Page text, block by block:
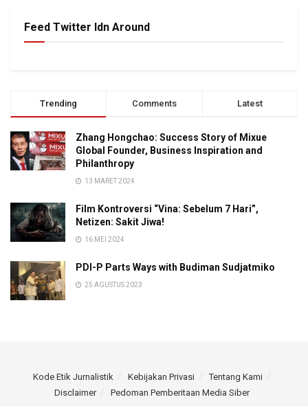
Feed Twitter Idn Around
Trending Comments Latest
Zhang Hongchao: Success Story of Mixue
Global Founder, Business Inspiration and
Philanthropy
13 MARET 2024
Film Kontroversi “Vina: Sebelum 7 Hari”,
Netizen: Sakit Jiwa!
16 MEI 2024
PDI-P Parts Ways with Budiman Sudjatmiko
25 AGUSTUS 2023
Kode Etik Jurnalistik Kebijakan Privasi
Tentang Kami
Disclaimer
Pedoman Pemberitaan Media Siber